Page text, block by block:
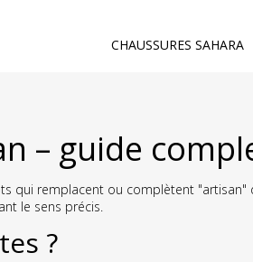
CHAUSSURES SAHARA
– guide
qui remplacent ou complètent "artisan"
le sens précis.
?